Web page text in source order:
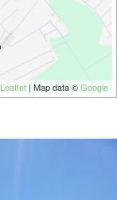
Leaflet | Map data ©Google